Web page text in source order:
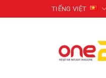
qua
TIẾNG VIỆT